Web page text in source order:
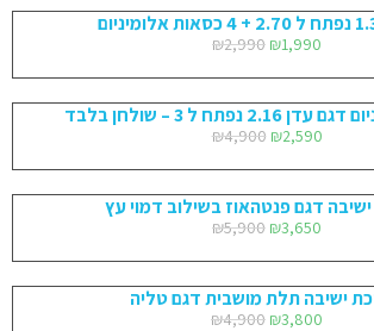
₪2,990 ₪1,990
נפתח ל 3 – שולחן בלבד
₪4,900 ₪2,590
דגם פנטהאוז בשילוב דמוי עץ
₪5,900 ₪3,650
ישיבה תלת מושבית דגם טליה
₪4,900 ₪3,800